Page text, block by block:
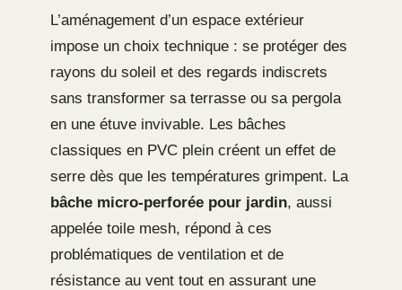
L’aménagement d’un espace extérieur
impose un choix technique : se protéger des
rayons du soleil et des regards indiscrets
sans transformer sa terrasse ou sa pergola
en une étuve invivable. Les bâches
classiques en PVC plein créent un effet de
serre dès que les températures grimpent. La
bâche micro-perforée pour jardin, aussi
appelée toile mesh, répond à ces
problématiques de ventilation et de
résistance au vent tout en assurant une